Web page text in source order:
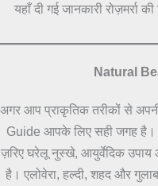
यहाँ दी गई जानकारी रोज़मर्रा
Natural
अगर आप प्राकृतिक तरीकों से
Guide आपके लिए सही जगह
ज़रिए घरेलू नुस्खे, आयुर्वेदिक उपाय
है। एलोवेरा, हल्दी, शहद और